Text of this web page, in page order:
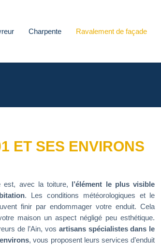
Charpente Ravalement de façade
ET SES ENVIRONS
est, avec la toiture, l’élément le plus visible
. Les conditions météorologiques et le
finir par endommager votre enduit. Cela
maison un aspect négligé peu esthétique.
de l’Ain, vos artisans spécialistes dans le
, vous proposent leurs services d’enduit